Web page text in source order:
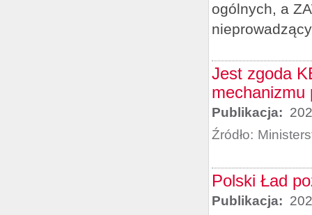
ogólnych, a
Jest zgoda
mechanizmu
Publikacja:
Źródło:
Polski Ład
Publikacja: